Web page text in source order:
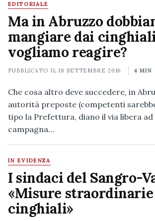
EDITORIALE
Ma in Abruzzo
mangiare dai
vogliamo reagire?
PUBBLICATO IL18 SETTEMBRE 2016 4 MIN
Che cosa altro deve succedere, in
autorità preposte (competenti
tipo la Prefettura, diano il via libera ad
campagna…
IN EVIDENZA
I sindaci del Sangro-
«Misure
cinghiali»